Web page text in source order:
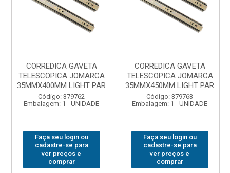
CORREDICA GAVETA
TELESCOPICA JOMARCA
35MMX400MM LIGHT PAR
Código: 379762
Embalagem: 1 - UNIDADE
Faça seu login ou
cadastre-se para
ver preços e
comprar
CORREDICA GAVETA
TELESCOPICA JOMARCA
35MMX450MM LIGHT PAR
Código: 379763
Embalagem: 1 - UNIDADE
Faça seu login ou
cadastre-se para
ver preços e
comprar